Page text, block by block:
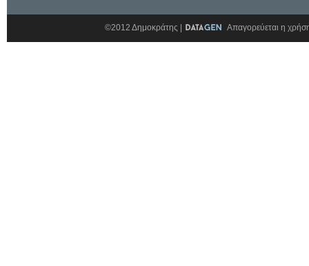
©2012 Δημοκράτης | Απαγορεύεται η